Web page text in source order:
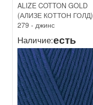
ALIZE COTTON GOLD
(АЛИЗЕ КОТТОН ГОЛД)
279 - джинс
Наличие:есть